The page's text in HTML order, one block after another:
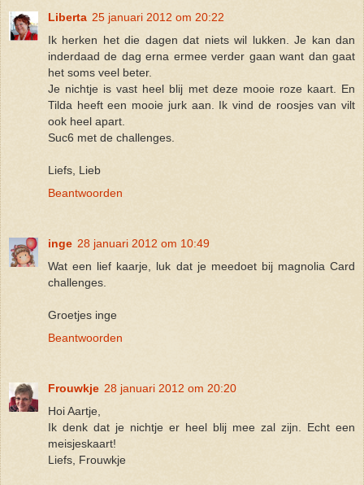
Liberta 25 januari 2012 om 20:22
Ik herken het die dagen dat niets wil lukken. Je kan dan
inderdaad de dag erna ermee verder gaan want dan gaat
het soms veel beter.
Je nichtje is vast heel blij met deze mooie roze kaart. En
Tilda heeft een mooie jurk aan. Ik vind de roosjes van vilt
ook heel apart.
Suc6 met de challenges.
Liefs, Lieb
Beantwoorden
inge 28 januari 2012 om 10:49
Wat een lief kaarje, luk dat je meedoet bij magnolia Card
challenges.
Groetjes inge
Beantwoorden
Frouwkje 28 januari 2012 om 20:20
Hoi Aartje,
Ik denk dat je nichtje er heel blij mee zal zijn. Echt een
meisjeskaart!
Liefs, Frouwkje